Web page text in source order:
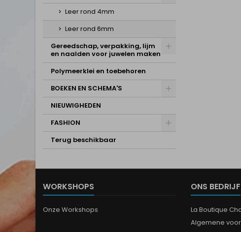
Leer rond 4mm
Leer rond 6mm
Gereedschap, verpakking, lijm
en naalden voor juwelen maken
Polymeerklei en toebehoren
BOEKEN EN SCHEMA'S
NIEUWIGHEDEN
FASHION
Terug beschikbaar
WORKSHOPS
Onze Workshops
ONS BEDRIJF
La Boutique
Algemene